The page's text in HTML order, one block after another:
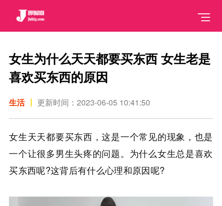
女生为什么天天都要买东西 女生老是
喜欢买东西的原因
生活 更新时间：2023-06-05 10:41:50
女生天天都要买东西，这是一个常见的现象，也是
一个让很多男生头疼的问题。为什么女生总是喜欢
买东西呢?这背后有什么心理和原因呢?